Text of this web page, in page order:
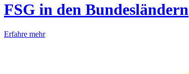
FSG in den Bundesländern
Erfahre mehr